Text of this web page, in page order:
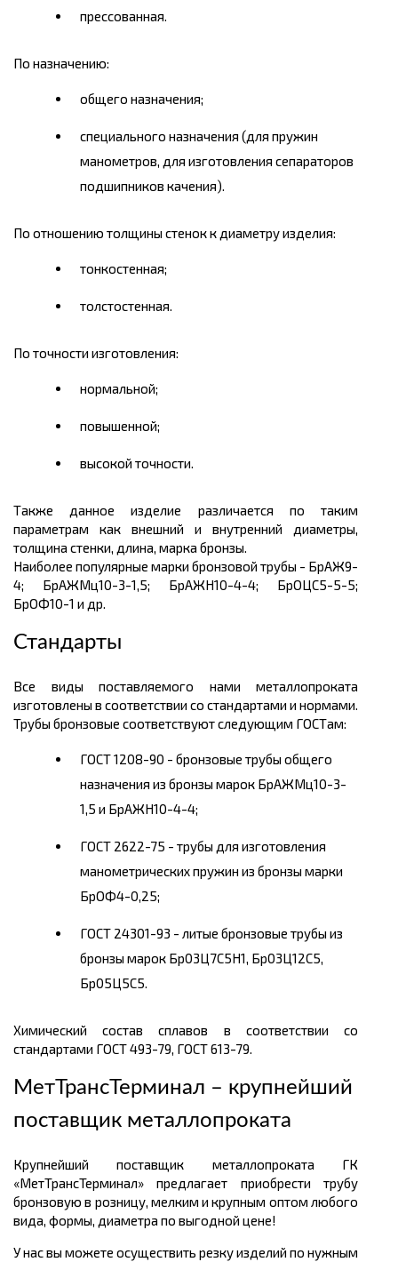
прессованная.
По назначению:
общего назначения;
специального назначения (для пружин
манометров, для изготовления сепараторов
подшипников качения).
По отношению толщины стенок к диаметру изделия:
тонкостенная;
толстостенная.
По точности изготовления:
нормальной;
повышенной;
высокой точности.
Также данное изделие различается по таким
параметрам как внешний и внутренний диаметры,
толщина стенки, длина, марка бронзы.
Наиболее популярные марки бронзовой трубы - БрАЖ9-
4; БрАЖМц10-3-1,5; БрАЖН10-4-4; БрОЦС5-5-5;
БрОФ10-1 и др.
Стандарты
Все виды поставляемого нами металлопроката
изготовлены в соответствии со стандартами и нормами.
Трубы бронзовые соответствуют следующим ГОСТам:
ГОСТ 1208-90 - бронзовые трубы общего
назначения из бронзы марок БрАЖМц10-3-
1,5 и БрАЖН10-4-4;
ГОСТ 2622-75 - трубы для изготовления
манометрических пружин из бронзы марки
БрОФ4-0,25;
ГОСТ 24301-93 - литые бронзовые трубы из
бронзы марок Бр03Ц7С5Н1, Бр03Ц12С5,
Бр05Ц5С5.
Химический состав сплавов в соответствии со
стандартами ГОСТ 493-79, ГОСТ 613-79.
МетТрансТерминал – крупнейший
поставщик металлопроката
Крупнейший поставщик металлопроката ГК
«МетТрансТерминал» предлагает приобрести трубу
бронзовую в розницу, мелким и крупным оптом любого
вида, формы, диаметра по выгодной цене!
У нас вы можете осуществить резку изделий по нужным